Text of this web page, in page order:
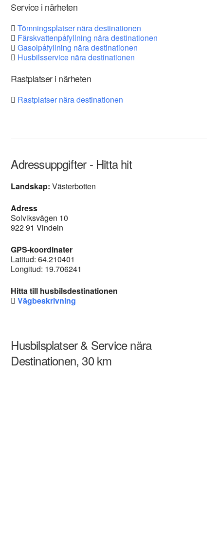
Service i närheten
Tömningsplatser nära destinationen
Färskvattenpåfyllning nära destinationen
Gasolpåfyllning nära destinationen
Husbilsservice nära destinationen
Rastplatser i närheten
Rastplatser nära destinationen
Adressuppgifter - Hitta hit
Landskap:Västerbotten
Adress
Solviksvägen 10
922 91 Vindeln
GPS-koordinater
Latitud: 64.210401
Longitud: 19.706241
Hitta till husbilsdestinationen
Vägbeskrivning
Husbilsplatser & Service nära
Destinationen, 30 km